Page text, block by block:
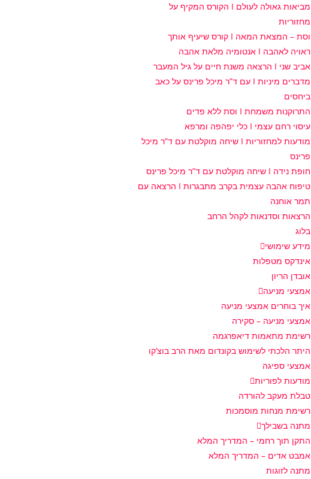
מביאות גאולה לעולם I הקורס המקיף על
מחזוריות
וסת – המצאת המאה I קורס שיעיף אותך
ראויה לאהבה I אנטומיה מלאת אהבה
אביב שני I הרצאה משנת חיים על גיל המעבר
מדברים מיניות I עם ד”ר מיכל פרינס על כאב
ביחסים
התרוקנות משמחת I וסת ללא פדים
עיסוי רחם עצמי I כלי יפהפה ומרפא
מודעות למחזוריות I שיחה מוקלטת עם ד”ר מיכל
פרינס
חופת נידה I שיחה מוקלטת עם ד”ר מיכל פרינס
טיפוח אהבה עצמית בקרב מתבגרות I הרצאה עם
תמר אוחנה
הרצאות וסדנאות לקהל הרחב
בלוג
מידע שימושי
אינדקס מטפלות
אובדן הריון
אמצעי מניעה
איך בוחרים אמצעי מניעה
אמצעי מניעה – סקירה
רשימת מתאמות דיאפרגמה
היתר הלכתי לשימוש בקונדום מאת הרב בוצ’קו
אמצעי ספיגה
מודעות לפוריות
טבלת מעקב להורדה
רשימת מנחות מוסמכות
מתנה בשבילך
התקן תוך רחמי – המדריך המלא
אמבט אדים – המדריך המלא
מתנה לזוגות